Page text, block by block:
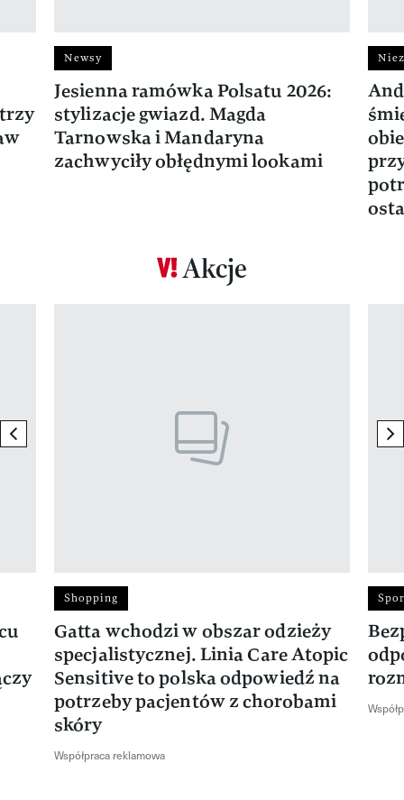
Newsy
Jesienna ramówka Polsatu 2026:
stylizacje gwiazd. Magda
Tarnowska i Mandaryna
zachwyciły obłędnymi lookami
Akcje
previous element
Shopping
Gatta wchodzi w obszar odzieży
specjalistycznej. Linia Care Atopic
Sensitive to polska odpowiedź na
potrzeby pacjentów z chorobami
skóry
Współpraca reklamowa